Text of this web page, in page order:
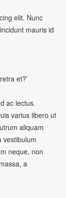
elit. Nunc
mauris id
et?’
ac lectus.
varius libero ut
aliquam
vestibulum
neque, non
a